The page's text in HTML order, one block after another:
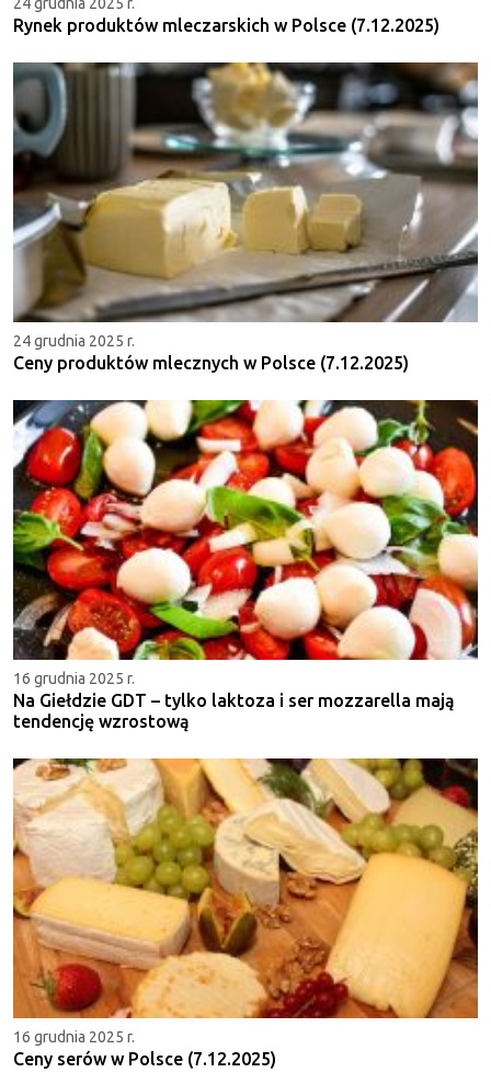
Rynek produktów mleczarskich w Polsce (7.12.2025)
24 grudnia 2025 r.
Ceny produktów mlecznych w Polsce (7.12.2025)
16 grudnia 2025 r.
Na Giełdzie GDT – tylko laktoza i ser mozzarella mają
tendencję wzrostową
16 grudnia 2025 r.
Ceny serów w Polsce (7.12.2025)